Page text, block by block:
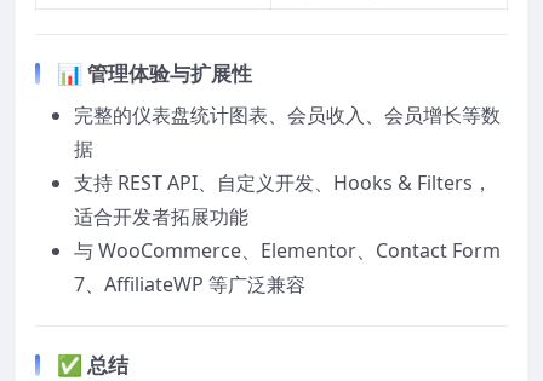
📊 管理体验与扩展性
完整的仪表盘统计图表、会员收入、会员增长等数
据
支持 REST API、自定义开发、Hooks & Filters，
适合开发者拓展功能
与 WooCommerce、Elementor、Contact Form
7、AffiliateWP 等广泛兼容
✅ 总结